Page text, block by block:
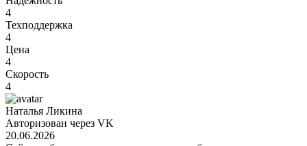
4
Техподдержка
4
Цена
4
Скорость
4
Наталья Ликина
Авторизован через VK
20.06.2026